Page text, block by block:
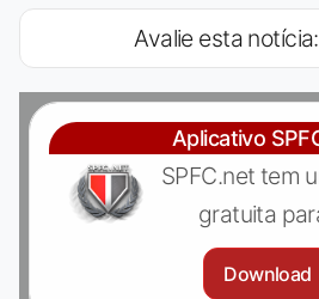
Avalie esta notícia:
Aplicativo
SPFC.net tem
gratuita
Download